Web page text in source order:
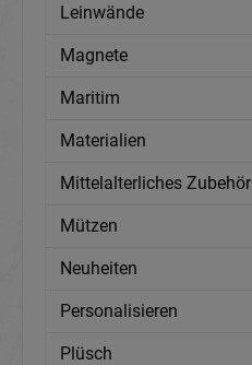
Leinwände
Magnete
Maritim
Materialien
Mittelalterliches Zubehör
Mützen
Neuheiten
Personalisieren
Plüsch